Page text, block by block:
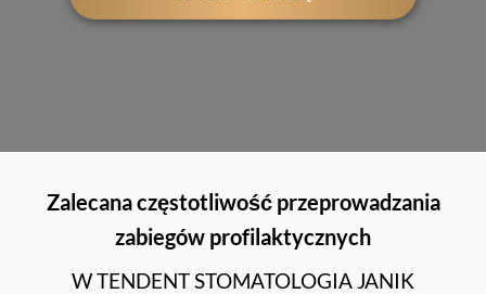
Zalecana częstotliwość przeprowadzania
zabiegów profilaktycznych
W TENDENT STOMATOLOGIA JANIK